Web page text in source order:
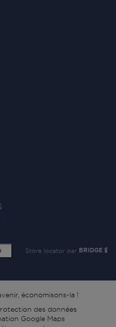
Store locator par BRIDGE
économisons-la !
des données
Google Maps